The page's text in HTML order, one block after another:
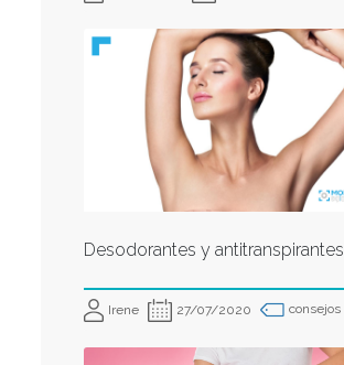
Desodorantes y antitranspirantes
Irene 27/07/2020 consejos